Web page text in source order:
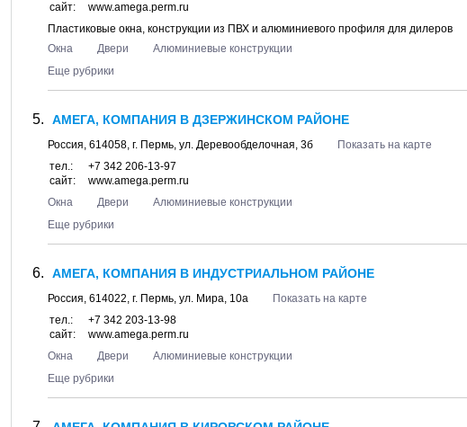
сайт:
www.amega.perm.ru
Пластиковые окна, конструкции из ПВХ и алюминиевого профиля для дилеров
Окна
Двери
Алюминиевые конструкции
Еще рубрики
АМЕГА, КОМПАНИЯ В ДЗЕРЖИНСКОМ РАЙОНЕ
Россия, 614058, г. Пермь, ул. Деревообделочная, 3б
Показать на карте
тел.:
+7 342 206-13-97
сайт:
www.amega.perm.ru
Окна
Двери
Алюминиевые конструкции
Еще рубрики
АМЕГА, КОМПАНИЯ В ИНДУСТРИАЛЬНОМ РАЙОНЕ
Россия, 614022, г. Пермь, ул. Мира, 10а
Показать на карте
тел.:
+7 342 203-13-98
сайт:
www.amega.perm.ru
Окна
Двери
Алюминиевые конструкции
Еще рубрики